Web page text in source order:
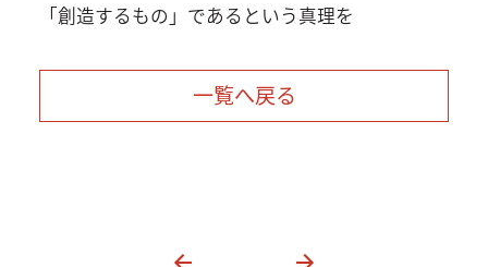
「創造するもの」であるという真理を
一覧へ戻る